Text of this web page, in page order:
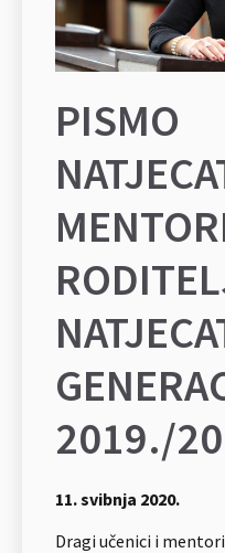
PISMO
2019./
11. svibnja 2020.
Dragi učenici i